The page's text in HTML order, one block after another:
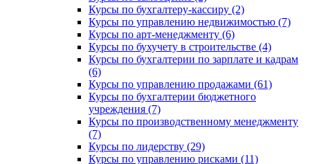
Курсы по бухгалтеру-кассиру (2)
Курсы по управлению недвижимостью (7)
Курсы по арт-менеджменту (6)
Курсы по бухучету в строительстве (4)
Курсы по бухгалтерии по зарплате и кадрам
(6)
Курсы по управлению продажами (61)
Курсы по бухгалтерии бюджетного
учреждения (7)
Курсы по производственному менеджменту
(7)
Курсы по лидерству (29)
Курсы по управлению рисками (11)